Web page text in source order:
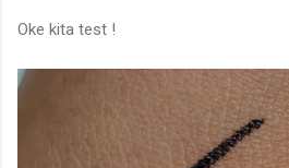
Oke kita test !